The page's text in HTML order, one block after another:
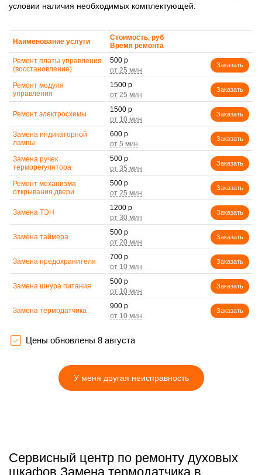
условии наличия необходимых комплектующей.
Наименование услуги
Стоимость, руб
Время ремонта
Ремонт платы управления
(восстановление)
500 р
Заказать
Ремонт модуля
управления
1500 р
Заказать
Ремонт электросхемы
1500 р
Заказать
Замена индикаторной
лампы
600 р
Заказать
Замена ручек
терморегулятора
500 р
Заказать
Ремонт механизма
открывания двери
500 р
Заказать
Замена ТЭН
1200 р
Заказать
Замена таймера
500 р
Заказать
Замена предохранителя
700 р
Заказать
Замена шнура питания
500 р
Заказать
Замена термодатчика
900 р
Заказать
управления
Цены обновлены 8 августа
У меня другая неисправность
Сервисный центр по ремонту духовых
шкафов Замена термодатчика в